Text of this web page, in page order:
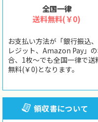
全国一律
送料無料(￥0)
お支払い方法が「銀行振込
レジット、Amazon Pay」
合、1枚〜でも全国一律で送
無料(￥0)となります。
領収書について